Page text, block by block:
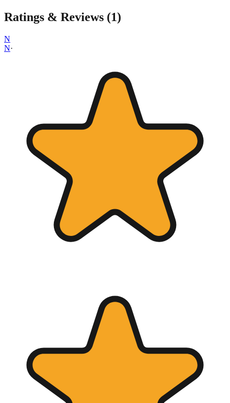
Ratings & Reviews (1)
N
N·